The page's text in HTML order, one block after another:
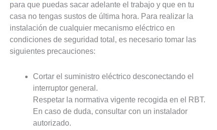
para que puedas sacar adelante el trabajo y que en tu
casa no tengas sustos de última hora. Para realizar la
instalación de cualquier mecanismo eléctrico en
condiciones de seguridad total, es necesario tomar las
siguientes precauciones:
Cortar el suministro eléctrico desconectando el
interruptor general.
Respetar la normativa vigente recogida en el RBT.
En caso de duda, consultar con un instalador
autorizado.